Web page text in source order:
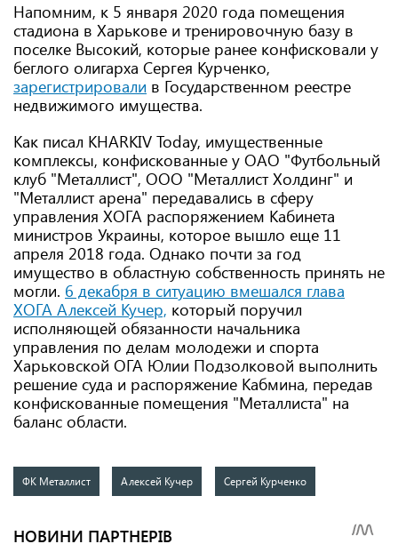
Напомним, к 5 января 2020 года помещения
стадиона в Харькове и тренировочную базу в
поселке Высокий, которые ранее конфисковали у
беглого олигарха Сергея Курченко,
зарегистрировали в Государственном реестре
недвижимого имущества.
Как писал KHARKIV Today, имущественные
комплексы, конфискованные у ОАО "Футбольный
клуб "Металлист", ООО "Металлист Холдинг" и
"Металлист арена" передавались в сферу
управления ХОГА распоряжением Кабинета
министров Украины, которое вышло еще 11
апреля 2018 года. Однако почти за год
имущество в областную собственность принять не
могли. 6 декабря в ситуацию вмешался глава
ХОГА Алексей Кучер, который поручил
исполняющей обязанности начальника
управления по делам молодежи и спорта
Харьковской ОГА Юлии Подзолковой выполнить
решение суда и распоряжение Кабмина, передав
конфискованные помещения "Металлиста" на
баланс области.
ФК Металлист Алексей Кучер Сергей Курченко